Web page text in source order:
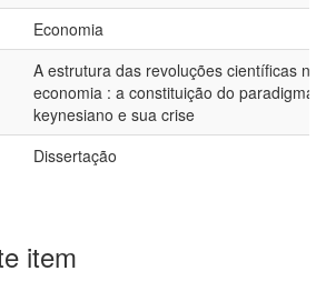
Economia
A estrutura das revoluções científicas na
economia : a constituição do paradigma
keynesiano e sua crise
Dissertação
item